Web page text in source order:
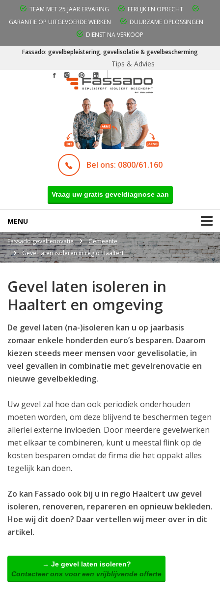
TEAM MET 25 JAAR ERVARING
EERLIJK EN OPRECHT
GARANTIE OP UITGEVOERDE WERKEN
DUURZAME OPLOSSINGEN
DIENST NA VERKOOP
Fassado: gevelbepleistering, gevelisolatie & gevelbescherming
Tips & Advies
Bel ons: 0800/61.160
Vraag uw gratis geveldiagnose aan
MENU
Fassado gevelrenovatie
Gemeente
Gevel laten isoleren in regio Haaltert
Gevel laten isoleren in
Haaltert en omgeving
De gevel laten (na-)isoleren kan u op jaarbasis
zomaar enkele honderden euro’s besparen. Daarom
kiezen steeds meer mensen voor gevelisolatie, in
veel gevallen in combinatie met gevelrenovatie en
nieuwe gevelbekleding.
Uw gevel zal hoe dan ook periodiek onderhouden
moeten worden, om deze blijvend te beschermen tegen
allerlei externe invloeden. Door meerdere gevelwerken
met elkaar te combineren, kunt u meestal flink op de
kosten besparen omdat de firma die het oppakt alles
tegelijk kan doen.
Zo kan Fassado ook bij u in regio Haaltert uw gevel
isoleren, renoveren, repareren en opnieuw bekleden.
Hoe wij dit doen? Daar vertellen wij meer over in dit
artikel.
→ Je gevel laten isoleren?
Contacteer ons voor een vrijblijvende offerte